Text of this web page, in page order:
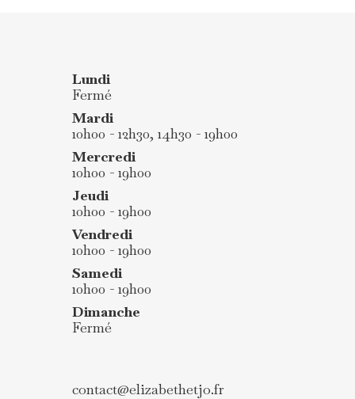
Lundi
Fermé
Mardi
10h00 - 12h30, 14h30 - 19h00
Mercredi
10h00 - 19h00
Jeudi
10h00 - 19h00
Vendredi
10h00 - 19h00
Samedi
10h00 - 19h00
Dimanche
Fermé
contact@elizabethetjo.fr